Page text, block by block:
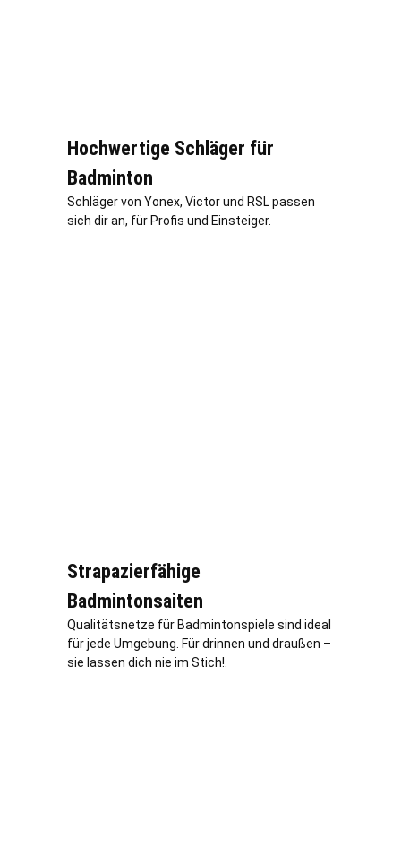
Hochwertige Schläger für
Badminton
Schläger von Yonex, Victor und RSL passen
sich dir an, für Profis und Einsteiger.
Strapazierfähige
Badmintonsaiten
Qualitätsnetze für Badmintonspiele sind ideal
für jede Umgebung. Für drinnen und draußen –
sie lassen dich nie im Stich!.